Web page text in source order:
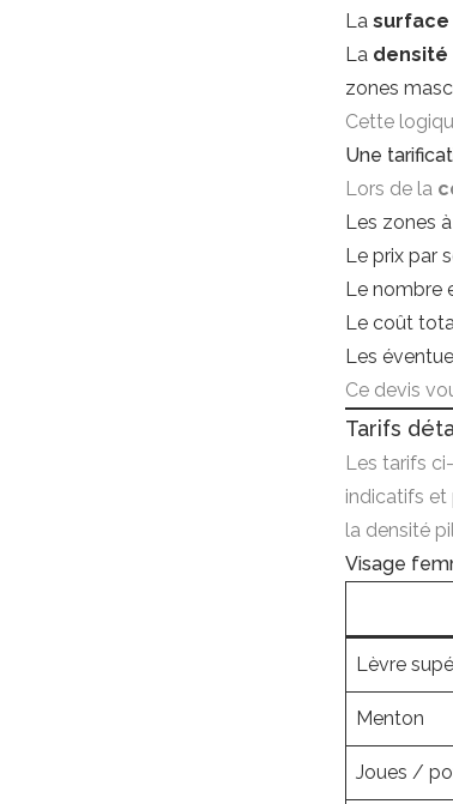
La surface
La densité
zones
Cette
Une
Lors de la
Les zones
Le prix par
Le nombre
Le coût
Les
Ce devis
Tarifs
Les tarifs
indicatifs et
la densité
Visage
Lèvre
Menton
Joues /